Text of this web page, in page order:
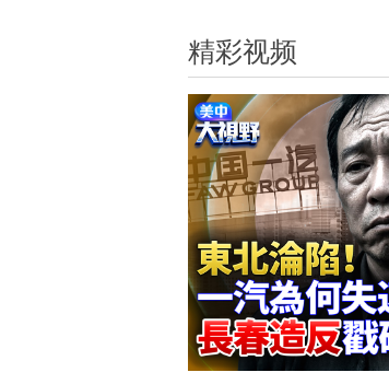
精彩视频